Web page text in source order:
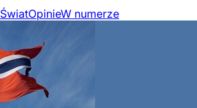
ŚwiatOpinieW numerze